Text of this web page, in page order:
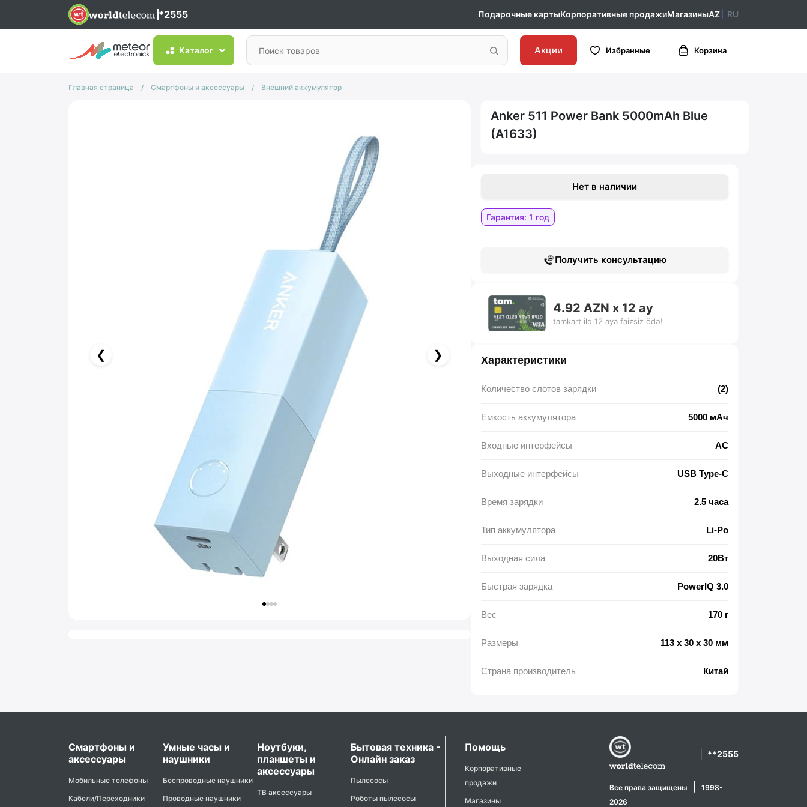
*2555 Подарочные картыКорпоративные продажиМагазиныAZ RU
Каталог Акции Избранные Корзина
Главная страница / Смартфоны и аксессуары / Внешний аккумулятор
❮ ❯
Anker 511 Power Bank 5000mAh Blue
(A1633)
Нет в наличии
Гарантия: 1 год
Получить консультацию
4.92 AZN x 12 ay
albalikart ilə 12 aya faizsiz ödə!
4.92 AZN x 12 ay
tamkart ilə 12 aya faizsiz ödə!
Характеристики
Количество слотов зарядки (2)
Емкость аккумулятора 5000 мАч
Входные интерфейсы AC
Выходные интерфейсы USB Type-C
Время зарядки 2.5 часа
Тип аккумулятора Li-Po
Выходная сила 20Вт
Быстрая зарядка PowerIQ 3.0
Вес 170 г
Размеры 113 x 30 x 30 мм
Страна производитель Китай
Смартфоны и
аксессуары
Мобильные телефоны
Кабели/Переходники
Умные часы и
наушники
Беспроводные наушники
Проводные наушники
Ноутбуки,
планшеты и
аксессуары
ТВ аксессуары
Бытовая техника -
Онлайн заказ
Пылесосы
Роботы пылесосы
Помощь
Корпоративные
продажи
Магазины
**2555
Все права защищены
1998-
2026